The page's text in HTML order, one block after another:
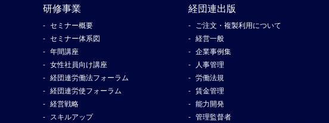
研修事業
セミナー概要
セミナー体系図
年間講座
女性社員向け講座
経団連労働法フォーラム
経団連労使フォーラム
経営戦略
スキルアップ
経団連出版
ご注文・複製利用について
経営一般
企業事例集
人事管理
労働法規
賃金管理
能力開発
管理監督者